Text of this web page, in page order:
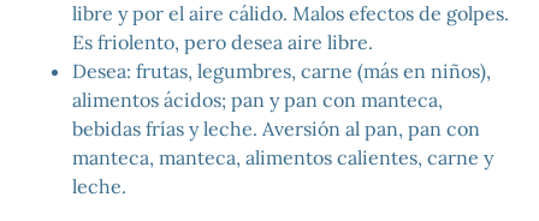
libre y por el aire cálido. Malos efectos de golpes.
Es friolento, pero desea aire libre.
Desea: frutas, legumbres, carne (más en niños),
alimentos ácidos; pan y pan con manteca,
bebidas frías y leche. Aversión al pan, pan con
manteca, manteca, alimentos calientes, carne y
leche.